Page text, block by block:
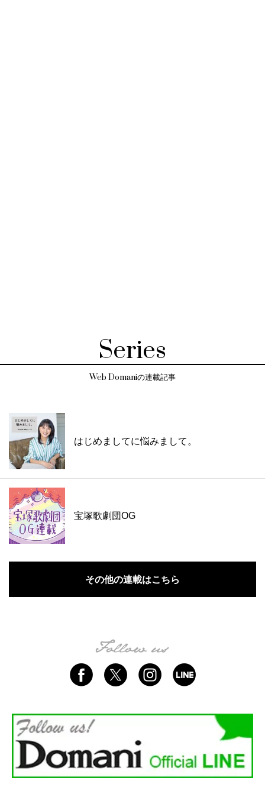
Series
Web Domaniの連載記事
はじめましてに悩みまして。
宝塚歌劇団OG
その他の連載はこちら